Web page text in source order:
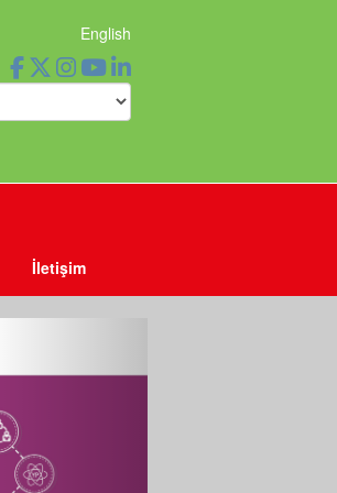
English
İletişim